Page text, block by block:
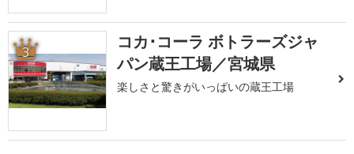
3
コカ･コーラ ボトラーズジャ
パン蔵王工場／宮城県
楽しさと驚きがいっぱいの蔵王工場